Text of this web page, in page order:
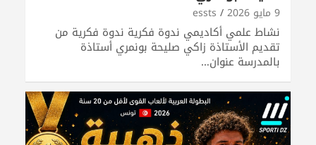
9 مايو 2026 essts
نشاط علمي أكاديمي ندوة فكرية ندوة فكرية من
تقديم الأستاذة زاكي صليحة بونمري أستاذة
بالمدرسة عنوان…